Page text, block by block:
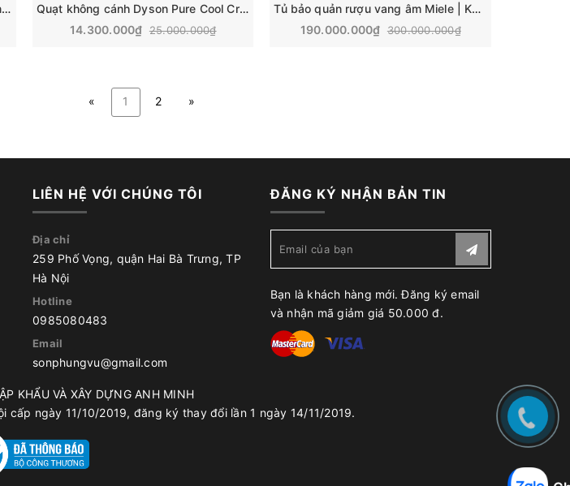
Tủ bảo quản rượu vang Miele mặt kính | KWT 6722 iGS
Quạt không cánh Dyson Pure Cool Cryptomic | TP09
14.300.000₫ 25.000.000₫
Tủ bảo quản rượu vang âm Miele | KWT 6722 IS
190.000.000₫ 300.000.000₫
« 1 2 »
LIÊN HỆ VỚI CHÚNG TÔI
Địa chỉ
259 Phố Vọng, quận Hai Bà Trưng, TP
Hà Nội
Hotline
0985080483
Email
sonphungvu@gmail.com
ĐĂNG KÝ NHẬN BẢN TIN
Bạn là khách hàng mới. Đăng ký email
và nhận mã giảm giá 50.000 đ.
KHẨU VÀ XÂY DỰNG ANH MINH
cấp ngày 11/10/2019, đăng ký thay đổi lần 1 ngày 14/11/2019.